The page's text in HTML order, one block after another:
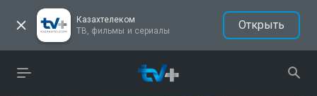
Казахтелеком
ТВ, фильмы и сериалы
Открыть